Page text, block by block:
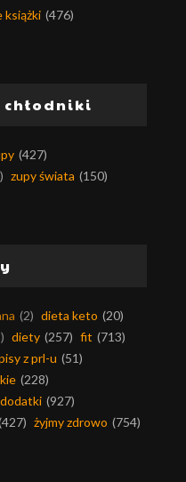
książki (476)
(427)
zupy świata (150)
(2) dieta keto (20)
diety (257) fit (713)
z prl-u (51)
(228)
(927)
żyjmy zdrowo (754)